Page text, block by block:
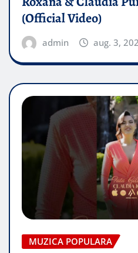
(Official Video)
admin aug. 3,
MUZICA POPULARA